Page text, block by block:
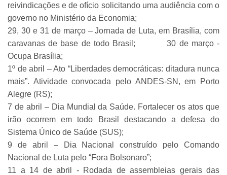
reivindicações e de ofício solicitando uma audiência com o
governo no Ministério da Economia;
29, 30 e 31 de março – Jornada de Luta, em Brasília, com
caravanas de base de todo Brasil;30 de março -
Ocupa Brasília;
1º de abril – Ato “Liberdades democráticas: ditadura nunca
mais”. Atividade convocada pelo ANDES-SN, em Porto
Alegre (RS);
7 de abril – Dia Mundial da Saúde. Fortalecer os atos que
irão ocorrem em todo Brasil destacando a defesa do
Sistema Único de Saúde (SUS);
9 de abril – Dia Nacional construído pelo Comando
Nacional de Luta pelo “Fora Bolsonaro”;
11 a 14 de abril - Rodada de assembleias gerais das